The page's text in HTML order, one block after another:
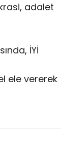
adalet
İYİ
ele vererek